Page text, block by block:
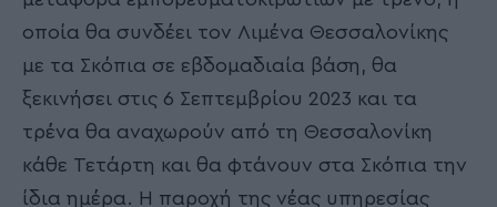
οποία θα συνδέει τον Λιμένα Θεσσαλονίκης
με τα Σκόπια σε εβδομαδιαία βάση, θα
ξεκινήσει στις 6 Σεπτεμβρίου 2023 και τα
τρένα θα αναχωρούν από τη Θεσσαλονίκη
κάθε Τετάρτη και θα φτάνουν στα Σκόπια την
ίδια ημέρα. Η παροχή της νέας υπηρεσίας